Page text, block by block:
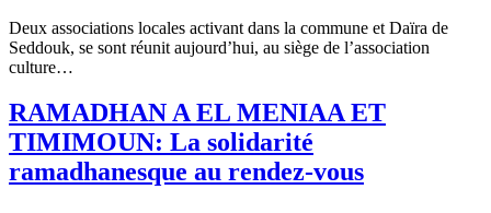
Deux associations locales activant dans la commune et Daïra de
Seddouk, se sont réunit aujourd’hui, au siège de l’association
culture…
RAMADHAN A EL MENIAA ET
TIMIMOUN: La solidarité
ramadhanesque au rendez-vous